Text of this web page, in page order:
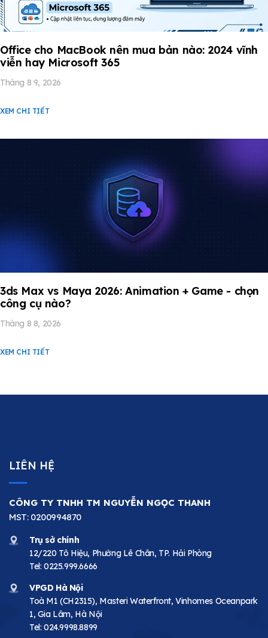
Office cho MacBook nên mua bản nào: 2024 vĩnh
viễn hay Microsoft 365
Tháng 8 9, 2026
XEM CHI TIẾT
3ds Max vs Maya 2026: Animation + Game - chọn
công cụ nào?
Tháng 8 8, 2026
XEM CHI TIẾT
LIÊN HỆ
CÔNG TY TNHH TM NGUYỄN NGỌC THANH
MST: 0200994870
Trụ sở chính
12/220 Tô Hiệu, Phường Lê Chân, TP. Hải Phòng
Tel: 0225.999.6666
VPGD Hà Nội
Toà M1 (CH2315), Masteri Waterfront, Vinhomes Oceanpark
1, Gia Lâm, Hà Nội
Tel: 024.9998.8899